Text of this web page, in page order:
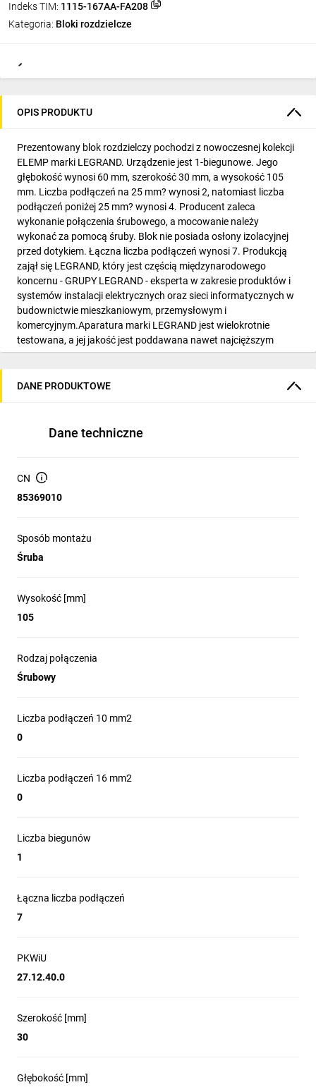
Indeks TIM: 1115-167AA-FA208
Kategoria: Bloki rozdzielcze
OPIS PRODUKTU
Prezentowany blok rozdzielczy pochodzi z nowoczesnej kolekcji
ELEMP marki LEGRAND. Urządzenie jest 1-biegunowe. Jego
głębokość wynosi 60 mm, szerokość 30 mm, a wysokość 105
mm. Liczba podłączeń na 25 mm? wynosi 2, natomiast liczba
podłączeń poniżej 25 mm? wynosi 4. Producent zaleca
wykonanie połączenia śrubowego, a mocowanie należy
wykonać za pomocą śruby. Blok nie posiada osłony izolacyjnej
przed dotykiem. Łączna liczba podłączeń wynosi 7. Produkcją
zajął się LEGRAND, który jest częścią międzynarodowego
koncernu - GRUPY LEGRAND - eksperta w zakresie produktów i
systemów instalacji elektrycznych oraz sieci informatycznych w
budownictwie mieszkaniowym, przemysłowym i
komercyjnym.Aparatura marki LEGRAND jest wielokrotnie
testowana, a jej jakość jest poddawana nawet najcięższym
próbom, zanim wejdzie na półki sklepowe. Aparatura znajdzie
standardowym zakładzie przemysłowym, gdzie będzie służyć
DANE PRODUKTOWE
Dane techniczne
CN
85369010
Sposób montażu
Śruba
Wysokość [mm]
105
Rodzaj połączenia
Śrubowy
Liczba podłączeń 10 mm2
0
Liczba podłączeń 16 mm2
0
Liczba biegunów
1
Łączna liczba podłączeń
7
PKWiU
27.12.40.0
Szerokość [mm]
30
Głębokość [mm]